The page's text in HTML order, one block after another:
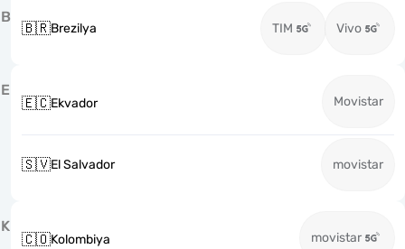
B
🇧🇷Brezilya TIM Vivo
E
🇪🇨Ekvador Movistar
🇸🇻El Salvador movistar
K
🇨🇴Kolombiya movistar